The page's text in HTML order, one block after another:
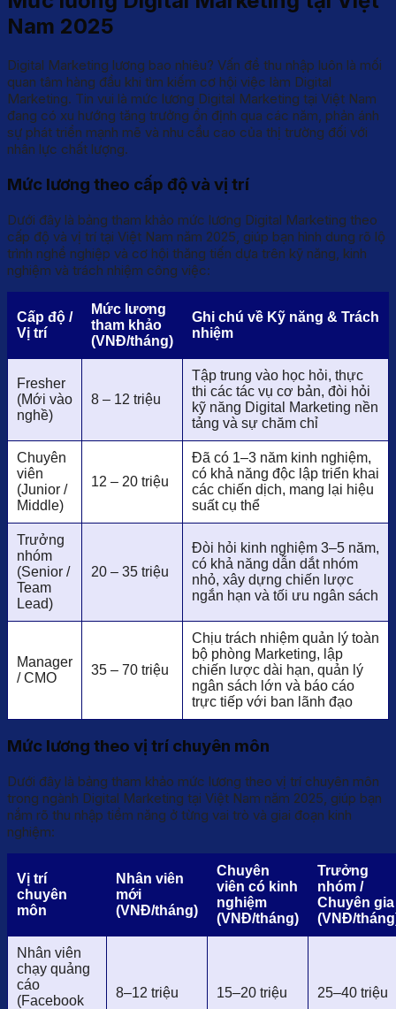
Nam 2025
Digital Marketing lương bao nhiêu? Vấn đề thu nhập luôn là mối
quan tâm hàng đầu khi tìm kiếm cơ hội việc làm Digital
Marketing. Tin vui là mức lương Digital Marketing tại Việt Nam
đang có xu hướng tăng trưởng ổn định qua các năm, phản ánh
sự phát triển mạnh mẽ và nhu cầu cao của thị trường đối với
nhân lực chất lượng.
Mức lương theo cấp độ và vị trí
Dưới đây là bảng tham khảo mức lương Digital Marketing theo
cấp độ và vị trí tại Việt Nam năm 2025, giúp bạn hình dung rõ lộ
trình nghề nghiệp và cơ hội thăng tiến dựa trên kỹ năng, kinh
nghiệm và trách nhiệm công việc:
Cấp độ /
Vị trí
Mức lương
tham khảo
(VNĐ/tháng)
Ghi chú về Kỹ năng & Trách
nhiệm
Fresher
(Mới vào
nghề)
8 – 12 triệu
Tập trung vào học hỏi, thực
thi các tác vụ cơ bản, đòi hỏi
kỹ năng Digital Marketing nền
tảng và sự chăm chỉ
Chuyên
viên
(Junior /
Middle)
12 – 20 triệu
Đã có 1–3 năm kinh nghiệm,
có khả năng độc lập triển khai
các chiến dịch, mang lại hiệu
suất cụ thể
Trưởng
nhóm
(Senior /
Team
Lead)
20 – 35 triệu
Đòi hỏi kinh nghiệm 3–5 năm,
có khả năng dẫn dắt nhóm
nhỏ, xây dựng chiến lược
ngắn hạn và tối ưu ngân sách
Manager
/ CMO
35 – 70 triệu
Chịu trách nhiệm quản lý toàn
bộ phòng Marketing, lập
chiến lược dài hạn, quản lý
ngân sách lớn và báo cáo
trực tiếp với ban lãnh đạo
Mức lương theo vị trí chuyên môn
Dưới đây là bảng tham khảo mức lương theo vị trí chuyên môn
trong ngành Digital Marketing tại Việt Nam năm 2025, giúp bạn
nắm rõ thu nhập tiềm năng ở từng vai trò và giai đoạn kinh
nghiệm:
Vị trí
chuyên
môn
Nhân viên
mới
(VNĐ/tháng)
Chuyên
viên có kinh
nghiệm
(VNĐ/tháng)
Trưởng
nhóm /
Chuyên gia
(VNĐ/
Nhân viên
chạy quảng
cáo
(Facebook
8–12 triệu 15–20 triệu 25–40 triệu